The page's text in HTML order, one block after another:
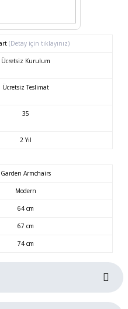
(Detay için tıklayınız)
Ücretsiz Kurulum
Ücretsiz Teslimat
35
2 Yıl
Garden Armchairs
Modern
64 cm
67 cm
74 cm